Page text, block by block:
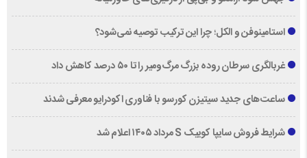
استامینوفن و الکل؛ چرا این ترکیب توصیه نمی‌شود؟
غربالگری سرطان روده بزرگ مرگ‌ومیر را تا ۵۰ درصد کاهش داد
ساعت‌های جدید سیتیزن کورسو با فناوری اکودرایو معرفی شدند
شرایط فروش سایپا کوییک S مرداد ۱۴۰۵ اعلام شد